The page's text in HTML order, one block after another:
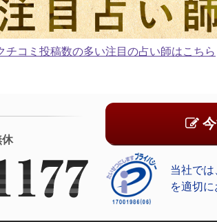
チコミ投稿数の多い注目の占い師はこちら
今
当社で
を適切に